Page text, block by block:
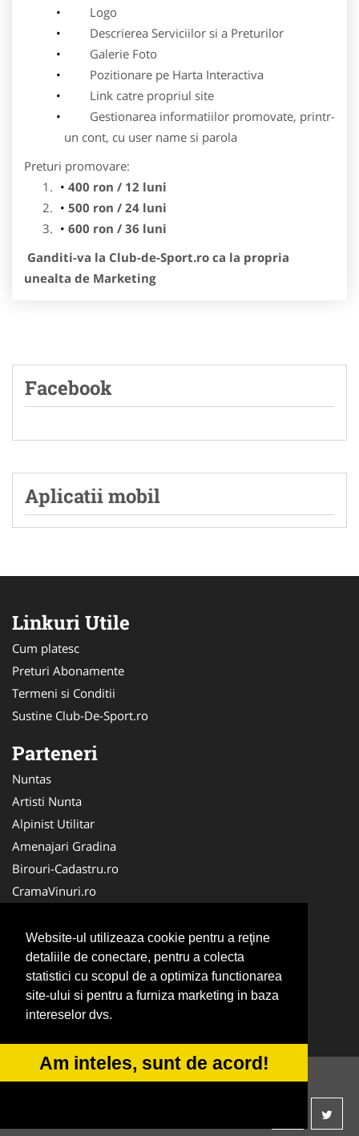
Website-ul utilizeaza cookie pentru a reţine
detaliile de conectare, pentru a colecta
statistici cu scopul de a optimiza functionarea
site-ului si pentru a furniza marketing in baza
intereselor dvs.
Am inteles, sunt de acord!
Logo
Descrierea Serviciilor si a Preturilor
Galerie Foto
Pozitionare pe Harta Interactiva
Link catre propriul site
Gestionarea informatiilor promovate, printr-
un cont, cu user name si parola
Preturi promovare:
400 ron / 12 luni
500 ron / 24 luni
600 ron / 36 luni
Ganditi-va la Club-de-Sport.ro ca la propria
unealta de Marketing
Facebook
Aplicatii mobil
Linkuri Utile
Cum platesc
Preturi Abonamente
Termeni si Conditii
Sustine Club-De-Sport.ro
Parteneri
Nuntas
Artisti Nunta
Alpinist Utilitar
Amenajari Gradina
Birouri-Cadastru.ro
CramaVinuri.ro
Servicii-DDD.com
Ambalaje Romania
Cabinet-Individual.ro
CentruInchirieri.ro
© 2014-2026ANPC SOL